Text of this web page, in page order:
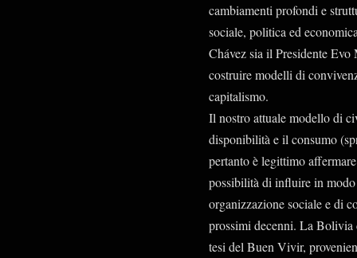
cambiamenti profondi e
sociale, politica ed
Chávez sia il Presidente
costruire modelli di
capitalismo.
Il nostro attuale modello di
disponibilità e il consumo
pertanto è legittimo
possibilità di influire in
organizzazione sociale e di
prossimi decenni. La
tesi del Buen Vivir,